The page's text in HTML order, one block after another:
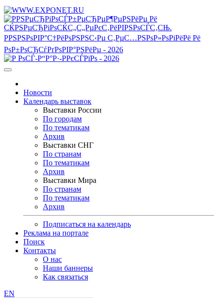
Новости
Календарь выставок
Выставки России
По городам
По тематикам
Архив
Выставки СНГ
По странам
По тематикам
Архив
Выставки Мира
По странам
По тематикам
Архив
Подписаться на календарь
Реклама на портале
Поиск
Контакты
О нас
Наши баннеры
Как связаться
EN